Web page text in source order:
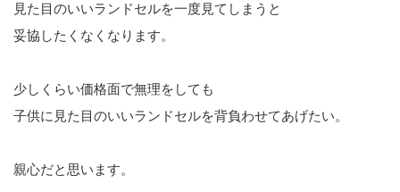
見た目のいいランドセルを一度見てしまうと
妥協したくなくなります。
少しくらい価格面で無理をしても
子供に見た目のいいランドセルを背負わせてあげたい。
親心だと思います。